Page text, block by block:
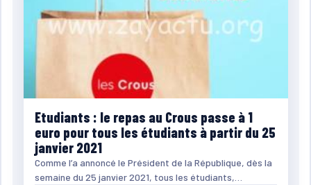
Etudiants : le repas au Crous passe à 1
euro pour tous les étudiants à partir du 25
janvier 2021
Comme l’a annoncé le Président de la République, dès la
semaine du 25 janvier 2021, tous les étudiants,…